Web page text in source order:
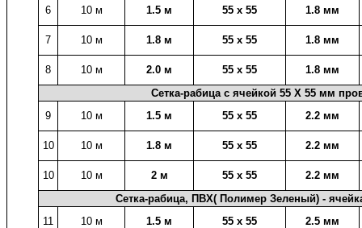
6 10 м 1.5 м 55 х 55 1.8 мм
7 10 м 1.8 м 55 х 55 1.8 мм
8 10 м 2.0 м 55 х 55
1.8 мм
Сетка-рабица с ячейкой 55 X 55 мм
9
10 м 1.5 м 55 х 55 2.2 мм
10 10 м 1.8 м 55 х 55 2.2 мм
10 10 м 2 м 55 х 55
2.2 мм
Сетка-рабица, ПВХ( Полимер Зеленый) -
11
10 м 1.5 м 55 х 55 2.5 мм